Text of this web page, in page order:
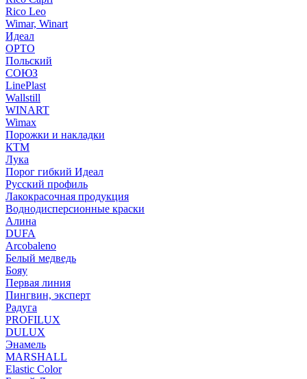
Rico Leo
Wimar, Winart
Идеал
ОРТО
Польский
СОЮЗ
LinePlast
Wallstill
WINART
Wimax
Порожки и накладки
КТМ
Лука
Порог гибкий Идеал
Русский профиль
Лакокрасочная продукция
Воднодисперсионные краски
Алина
DUFA
Arcobaleno
Белый медведь
Бояу
Первая линия
Пингвин, эксперт
Радуга
PROFILUX
DULUX
Энамель
MARSHALL
Elastic Color